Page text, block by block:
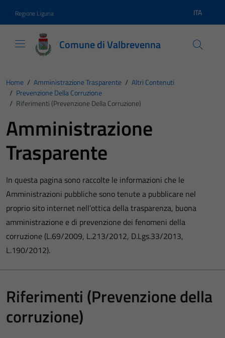
Regione Liguria Lingua
ITA
Comune di Valbrevenna
Home / Amministrazione Trasparente / Altri Contenuti
/ Prevenzione Della Corruzione
/ Riferimenti (Prevenzione Della Corruzione)
Amministrazione
Trasparente
In questa pagina sono raccolte le informazioni che le
Amministrazioni pubbliche sono tenute a pubblicare nel
proprio sito internet nell’ottica della trasparenza, buona
amministrazione e di prevenzione dei fenomeni della
corruzione (L.69/2009, L.213/2012, D.Lgs.33/2013,
L.190/2012).
Riferimenti (Prevenzione della
corruzione)